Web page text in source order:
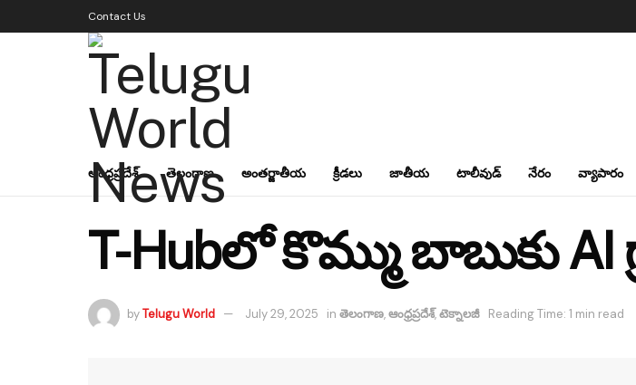
Contact Us
ఆంధ్రప్రదేశ్ తెలంగాణ అంతర్జాతీయ క్రీడలు జాతీయ టాలీవుడ్ నేరం వ్యాపారం
T-Hubలో కొమ్ము బాబుకు
byTelugu World July 29, 2025 in తెలంగాణ,ఆంధ్రప్రదేశ్,టెక్నాలజీ Reading Time: 1 min read